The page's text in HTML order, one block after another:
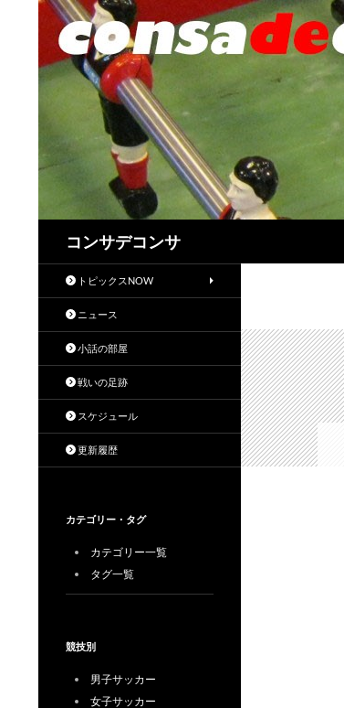
コンサデコンサ
トピックスNOW
ニュース
小話の部屋
戦いの足跡
スケジュール
更新履歴
カテゴリー・タグ
カテゴリー一覧
タグ一覧
競技別
男子サッカー
女子サッカー